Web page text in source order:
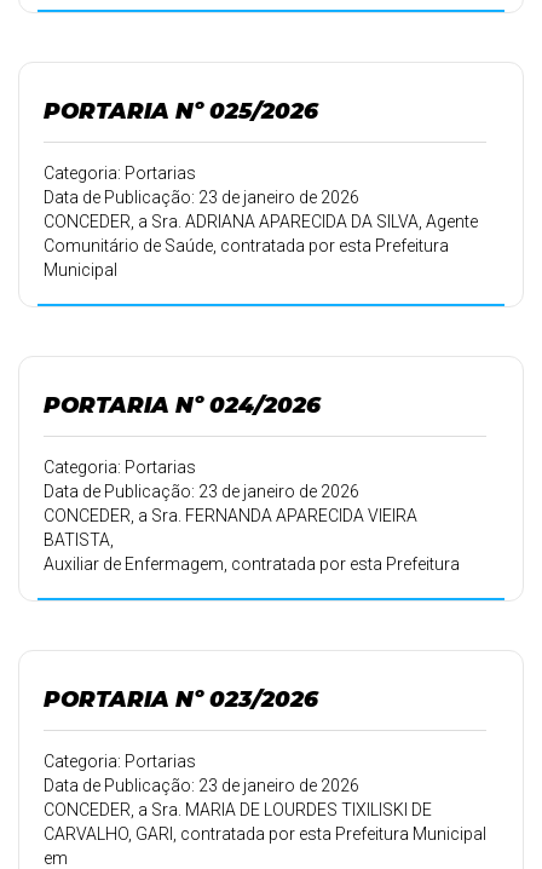
PORTARIA Nº 025/2026
Categoria: Portarias
Data de Publicação: 23 de janeiro de 2026
CONCEDER, a Sra. ADRIANA APARECIDA DA SILVA, Agente
Comunitário de Saúde, contratada por esta Prefeitura
Municipal
PORTARIA Nº 024/2026
Categoria: Portarias
Data de Publicação: 23 de janeiro de 2026
CONCEDER, a Sra. FERNANDA APARECIDA VIEIRA
BATISTA,
Auxiliar de Enfermagem, contratada por esta Prefeitura
15/09/2024, e 15 (quinze) dias pelo período de trabalho de
16/09/2024 a
15/09/2025, a partir de 21/01/2026, devendo retornar ao
trabalho em
20/02/2026.
PORTARIA Nº 023/2026
Categoria: Portarias
Data de Publicação: 23 de janeiro de 2026
CONCEDER, a Sra. MARIA DE LOURDES TIXILISKI DE
CARVALHO, GARI, contratada por esta Prefeitura Municipal
em